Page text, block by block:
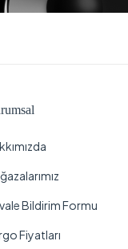
Bildirim Formu
Fiyatları